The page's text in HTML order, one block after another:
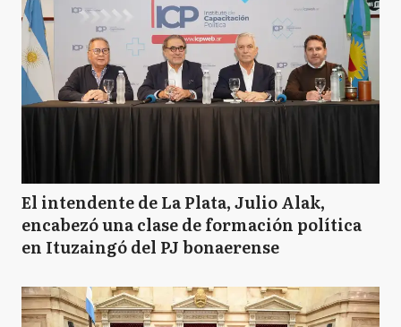
El intendente de La Plata, Julio Alak,
encabezó una clase de formación política
en Ituzaingó del PJ bonaerense